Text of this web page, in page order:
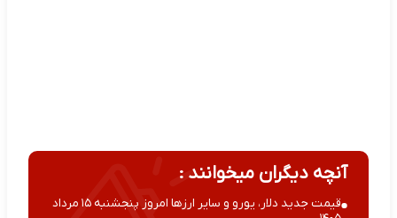
آنچه دیگران میخوانند :
قیمت جدید دلار، یورو و سایر ارزها امروز پنجشنبه ۱۵ مرداد